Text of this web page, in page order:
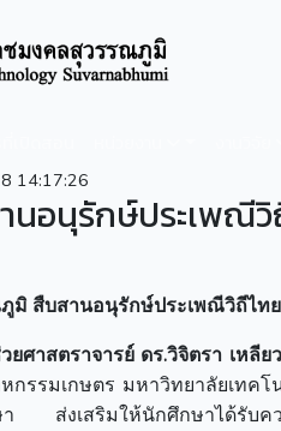
14:17:26
อนุรักษ์ประเพณีวิ
มิ สืบสานอนุรักษ์ประเพณีวิถีไทย
ยศาสตราจารย์ ดร.วิจิตรา เหลีย
กรรมเกษตร มหาวิทยาลัยเท
า ส่งเสริมให้นักศึกษาได้รับค